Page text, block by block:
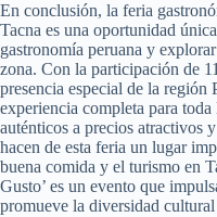
En conclusión, la feria
Tacna es una oportunidad
gastronomía peruana y
zona. Con la participación de
presencia especial de la región
experiencia completa para
auténticos a precios atractivos
hacen de esta feria un lugar
buena comida y el turismo en
Gusto’ es un evento que
promueve la diversidad